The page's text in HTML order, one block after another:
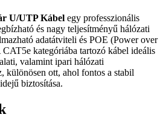
U/UTP Kábel egy professzionális
és nagy teljesítményű hálózati
adatátviteli és POE (Power over
kategóriába tartozó kábel ideális
valamint ipari hálózati
különösen ott, ahol fontos a stabil
biztosítása.